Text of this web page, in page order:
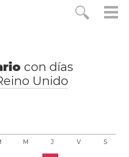
con días
Unido
M J V S